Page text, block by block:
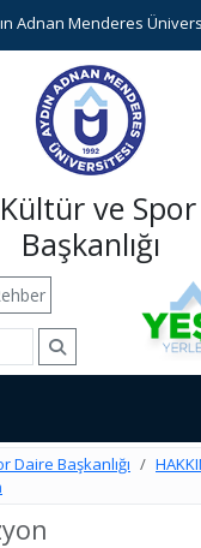
Adnan Menderes
Kültür ve
Başkanlığı
Daire Başkanlığı